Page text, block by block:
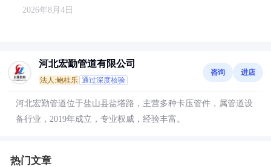
2026年8月4日
河北宏勤管道有限公司
法人:鲍桂乐 通过深度核验
咨询 进店
河北宏勤管道位于盐山县盐塔路，主营多种卡压管件，属管道设
备行业，2019年成立，专业权威，经验丰富。
热门文章